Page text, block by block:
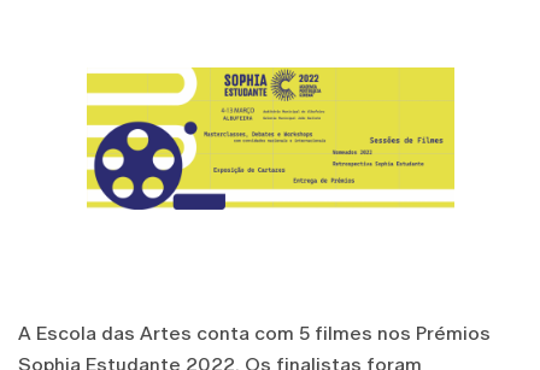
A Escola das Artes conta com 5 filmes nos Prémios
Sophia Estudante 2022. Os finalistas foram